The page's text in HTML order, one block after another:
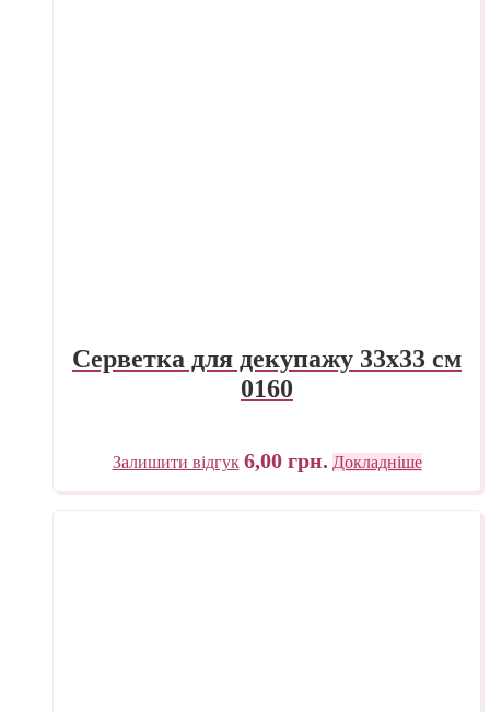
Серветка для декупажу 33х33 см
0160
Залишити відгук 6,00 грн. Докладніше